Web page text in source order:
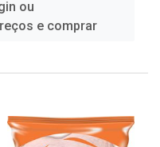
ou
e comprar